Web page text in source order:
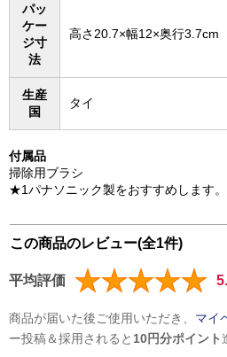
パッ
ケー
ジ寸
法
高さ20.7×幅12×奥行3.7cm
生産
国
タイ
付属品
掃除用ブラシ
★1パナソニック製をおすすめします。
この商品のレビュー(全1件)
平均評価
商品が届いた後ご使用いただき、 マイ
ー投稿＆採用されると 10円分ポイント